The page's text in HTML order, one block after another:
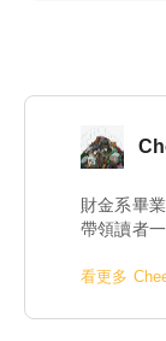
財金系畢
帶領讀者
看更多